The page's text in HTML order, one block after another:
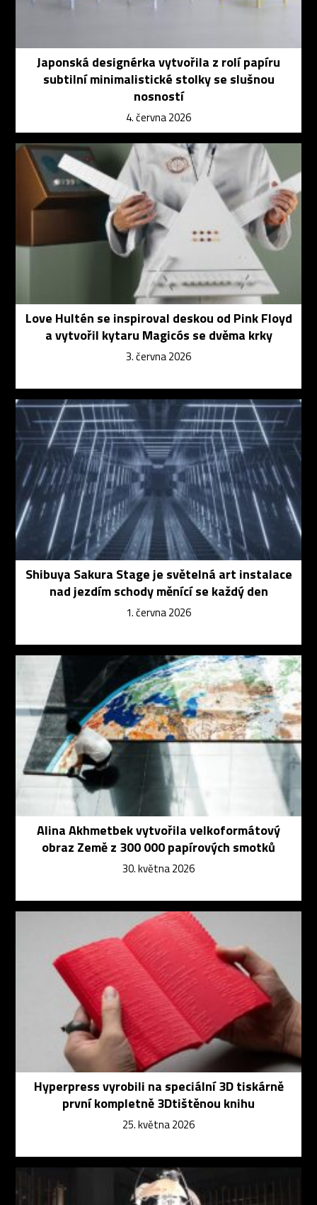
Japonská designérka vytvořila z rolí papíru
subtilní minimalistické stolky se slušnou
nosností
4. června 2026
Love Hultén se inspiroval deskou od Pink Floyd
a vytvořil kytaru Magicós se dvěma krky
3. června 2026
Shibuya Sakura Stage je světelná art instalace
nad jezdím schody měnící se každý den
1. června 2026
Alina Akhmetbek vytvořila velkoformátový
obraz Země z 300 000 papírových smotků
30. května 2026
Hyperpress vyrobili na speciální 3D tiskárně
první kompletně 3Dtištěnou knihu
25. května 2026